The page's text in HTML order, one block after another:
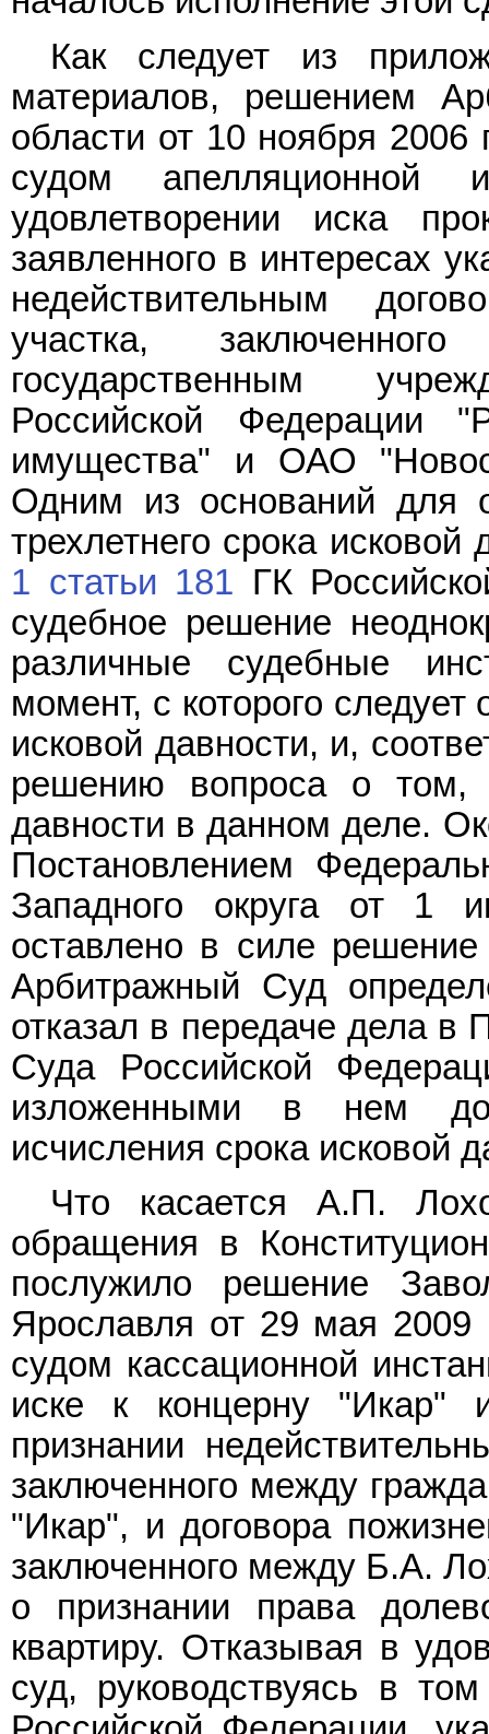
Как следует из
материалов, решением
области от 10 ноября 2006
судом апелляционной
удовлетворении иска
заявленного в интересах
недействительным
участка,
государственным
Российской Федерации
имущества" и ОАО
Одним из оснований для
трехлетнего срока
1 статьи 181 ГК
судебное решение
различные судебные
момент, с которого следует
исковой давности, и,
решению вопроса о
давности в данном деле.
Постановлением
Западного округа от 1
оставлено в силе
Арбитражный Суд
отказал в передаче дела в
Суда Российской
изложенными в нем
исчисления срока исковой
Что касается А.П.
обращения в
послужило решение
Ярославля от 29 мая 2009
судом кассационной
иске к концерну "Икар"
признании
заключенного между
"Икар", и договора
заключенного между Б.А.
о признании права
квартиру. Отказывая в
суд, руководствуясь в